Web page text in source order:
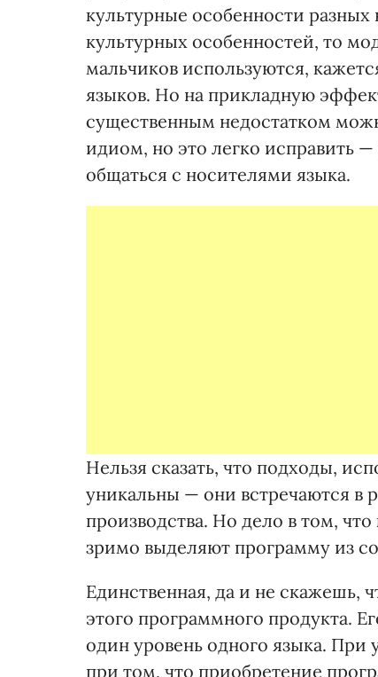
культурные особенности
культур­ных особенностей, то
мальчиков используются,
языков. Но на прикладную
существенным недостатком
идиом, но это легко исправить
общаться с носителями языка.
Нельзя сказать, что подходы,
уникальны — они встречаются в
производства. Но дело в том,
зримо выделяют программу из
Единственная, да и не скажешь,
этого програм­много продукта.
один уровень одного языка. При
при том, что приобретение